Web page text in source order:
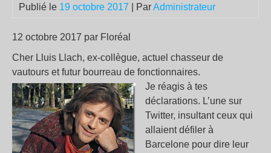
Publié le 19 octobre 2017 | ParAdministrateur
12 octobre 2017 par Floréal
Cher Lluis Llach, ex-collègue, actuel chasseur de
vautours et futur bourreau de fonctionnaires.
Je réagis à tes
déclarations. L’une sur
Twitter, insultant ceux qui
allaient défiler à
Barcelone pour dire leur